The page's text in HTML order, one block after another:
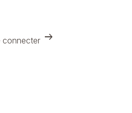
connecter arrow_right_alt